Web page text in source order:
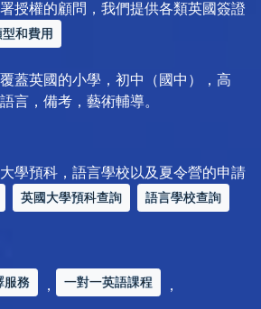
授權的顧問，我們提供各類英國簽證
和費用
蓋英國的小學，初中（國中），高
言，備考，藝術輔導。
學預科，語言學校以及夏令營的申請
英國大學預科查詢 語言學校查詢
服務 ， 一對一英語課程 ，